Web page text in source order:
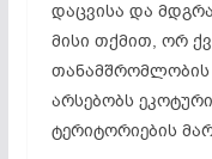
დაცვისა და
მისი თქმით, ორ
თანამშრომლობის
არსებობს
ტერიტორიების